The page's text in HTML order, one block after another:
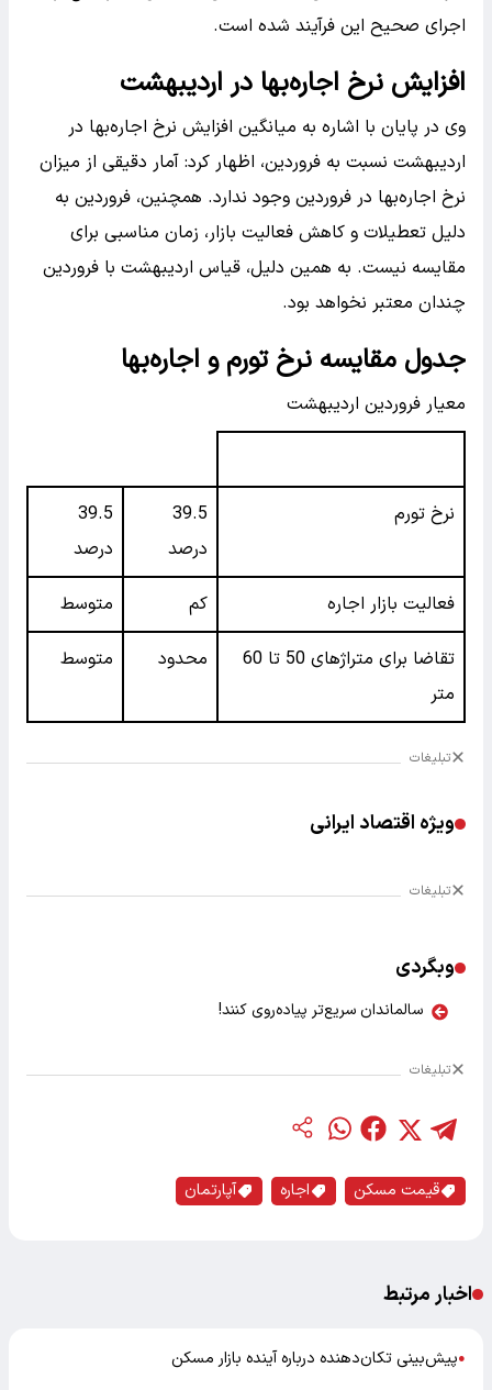
اجرای صحیح این فرآیند شده است.
افزایش نرخ اجاره‌بها در اردیبهشت
وی در پایان با اشاره به میانگین افزایش نرخ اجاره‌بها در
اردیبهشت نسبت به فروردین، اظهار کرد: آمار دقیقی از میزان
نرخ اجاره‌بها در فروردین وجود ندارد. همچنین، فروردین به
دلیل تعطیلات و کاهش فعالیت بازار، زمان مناسبی برای
مقایسه نیست. به همین دلیل، قیاس اردیبهشت با فروردین
چندان معتبر نخواهد بود.
جدول مقایسه نرخ تورم و اجاره‌بها
معیار فروردین اردیبهشت
نرخ تورم
39.5
درصد
39.5
درصد
فعالیت بازار اجاره کم متوسط
تقاضا برای متراژهای 50 تا 60
متر
محدود متوسط
تبلیغات
ویژه اقتصاد ایرانی
تبلیغات
وبگردی
سالماندان سریع‌تر پیاده‌روی کنند!
تبلیغات
قیمت مسکن اجاره آپارتمان
اخبار مرتبط
●پیش‌بینی تکان‌دهنده درباره آینده بازار مسکن